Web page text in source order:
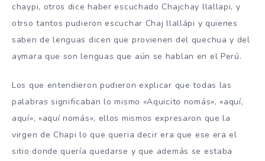
chaypi, otros dice haber escuchado Chajchay llallapi, y
otrso tantos pudieron escuchar Chaj llallápi y quienes
saben de lenguas dicen que provienen del quechua y del
aymara que son lenguas que aún se hablan en el Perú.
Los que entendieron pudieron explicar que todas las
palabras significaban lo mismo «Aquicito nomás», «aquí,
aquí», «aquí nomás», ellos mismos expresaron que la
virgen de Chapi lo que queria decir era que ese era el
sitio donde quería quedarse y que además se estaba